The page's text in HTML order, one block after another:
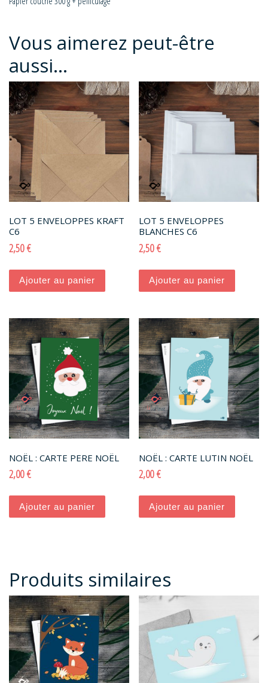
Vous aimerez peut-être
aussi…
LOT 5 ENVELOPPES KRAFT
C6
2,50€
Ajouter au panier
LOT 5 ENVELOPPES
BLANCHES C6
2,50€
Ajouter au panier
NOËL : CARTE PERE NOËL
2,00€
Ajouter au panier
NOËL : CARTE LUTIN NOËL
2,00€
Ajouter au panier
Produits similaires